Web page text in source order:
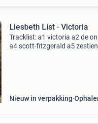
Liesbeth List - Victoria
Tracklist: a1 victoria a2 de
a4 scott-fitzgerald a5
Nieuw in verpakking